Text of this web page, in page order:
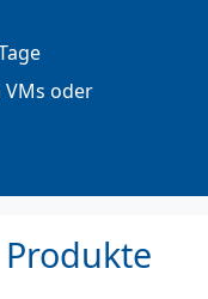
VMs oder